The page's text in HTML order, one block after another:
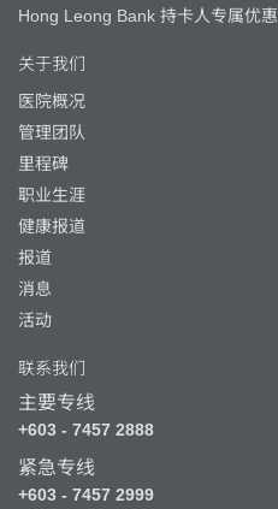
Hong Leong Bank 持卡人专属优惠
关于我们
医院概况
管理团队
里程碑
职业生涯
健康报道
报道
消息
活动
联系我们
主要专线
+603 - 7457 2888
紧急专线
+603 - 7457 2999